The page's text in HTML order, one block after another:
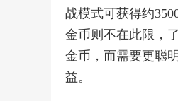
战模式可获得约
金币则不在此限，
金币，而需要更聪
益。